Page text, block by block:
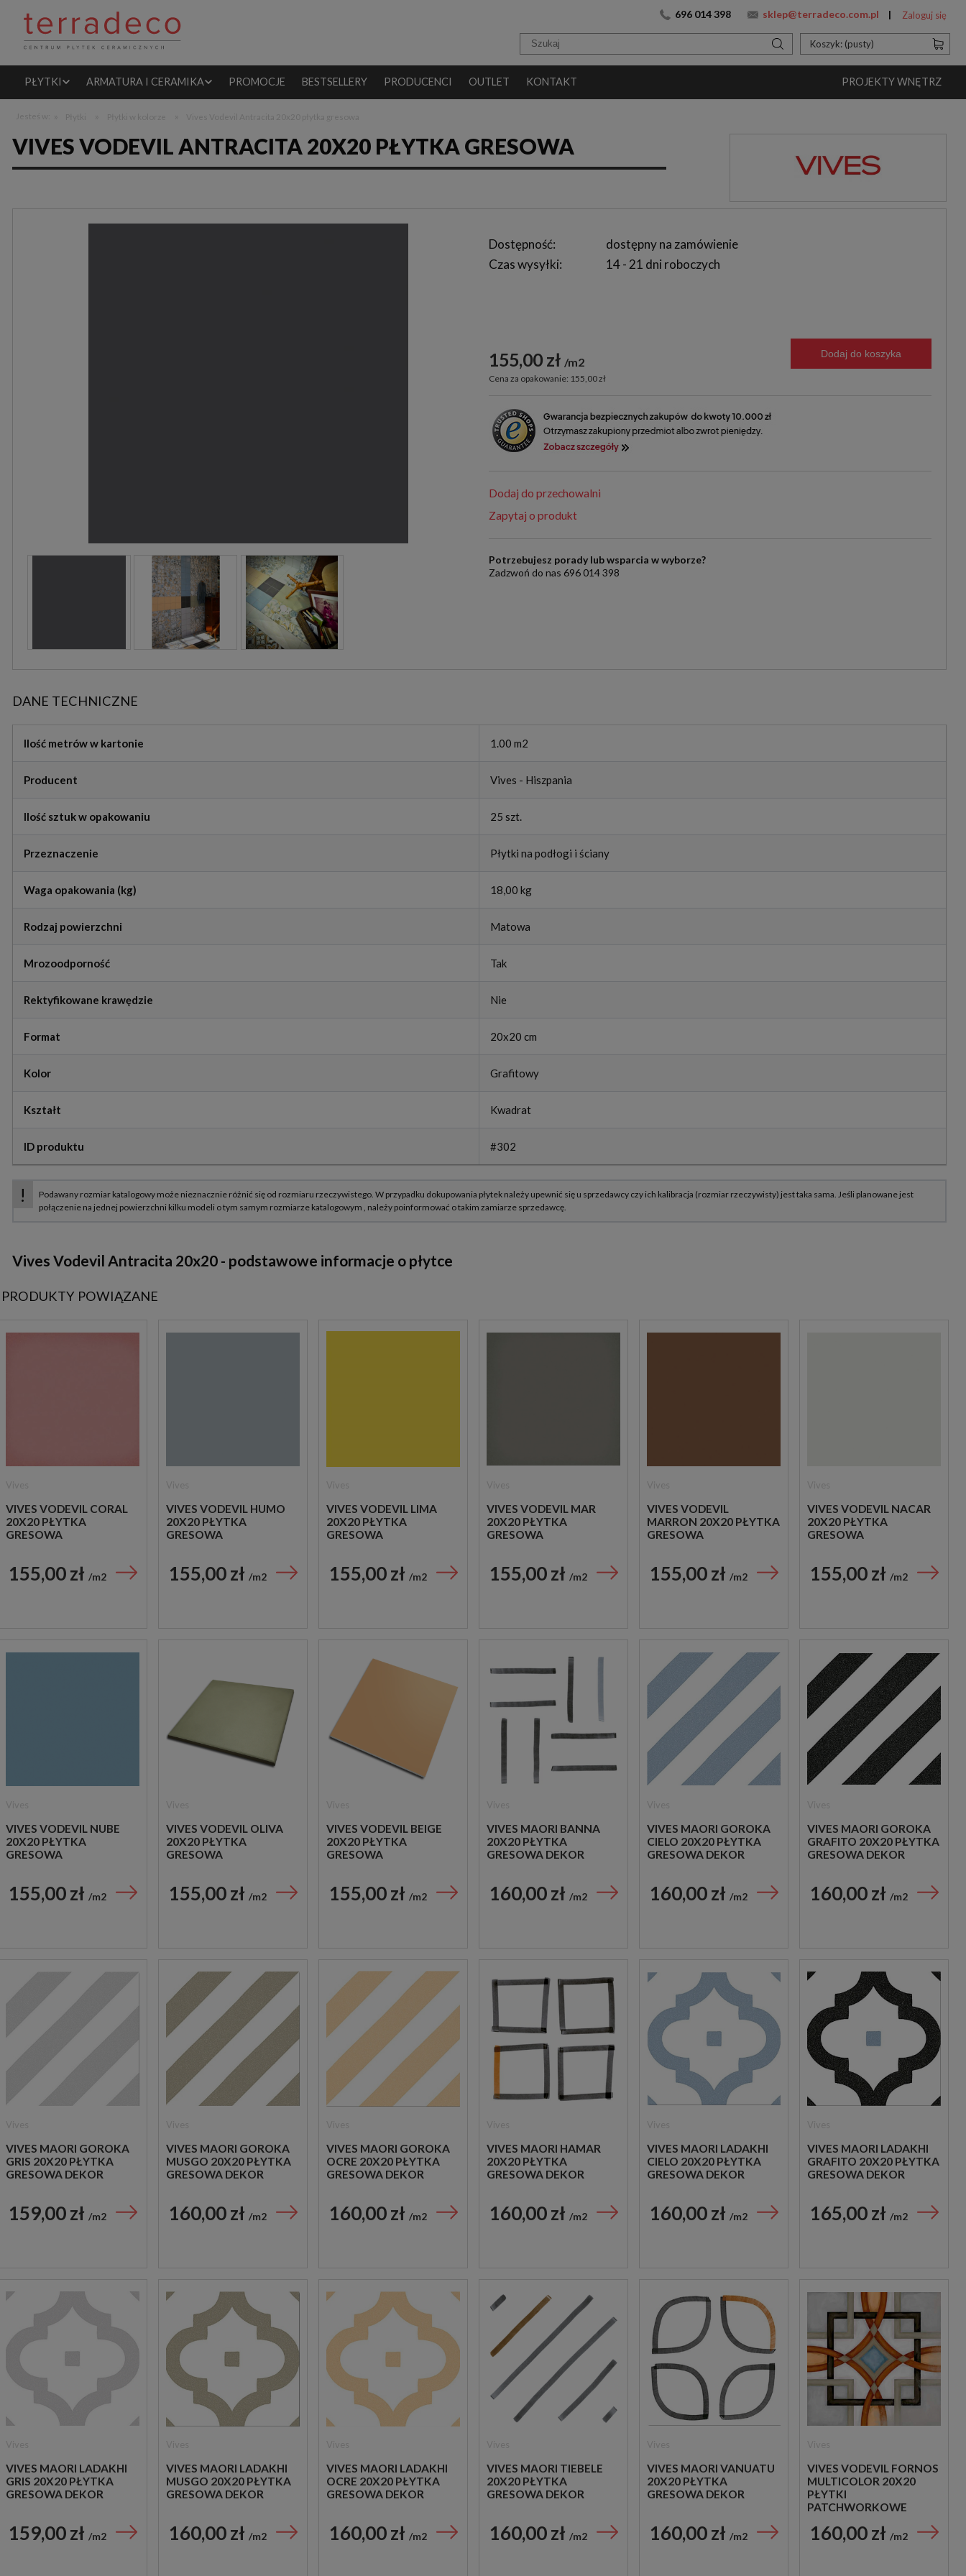
696 014 398 sklep@terradeco.com.pl Zaloguj się
Koszyk: (pusty)
PŁYTKI ARMATURA I CERAMIKA PROMOCJE BESTSELLERY PRODUCENCI OUTLET KONTAKT PROJEKTY WNĘTRZ
VIVES VODEVIL ANTRACITA 20X20 PŁYTKA GRESOWA
Dostępność:
dostępny na zamówienie
Czas wysyłki:
14 - 21 dni roboczych
155,00 zł m2
Cena za opakowanie: 155,00 zł
Dodaj do koszyka
Dodaj do przechowalni
Zapytaj o produkt
Potrzebujesz porady lub wsparcia w wyborze?
Zadzwoń do nas 696 014 398
DANE TECHNICZNE
Ilość metrów w kartonie 1.00 m2
Producent Vives - Hiszpania
Ilość sztuk w opakowaniu 25 szt.
Przeznaczenie Płytki na podłogi i ściany
Waga opakowania (kg) 18,00 kg
Rodzaj powierzchni Matowa
Mrozoodporność Tak
Rektyfikowane krawędzie Nie
Format 20x20 cm
Kolor Grafitowy
Kształt Kwadrat
ID produktu #302
Vives Vodevil Antracita 20x20 - podstawowe informacje o płytce
PRODUKTY POWIĄZANE
VIVES VODEVIL CORAL
20X20 PŁYTKA
GRESOWA
155,00 zł m2
VIVES VODEVIL HUMO
20X20 PŁYTKA
GRESOWA
155,00 zł m2
VIVES VODEVIL LIMA
20X20 PŁYTKA
GRESOWA
155,00 zł m2
VIVES VODEVIL MAR
20X20 PŁYTKA
GRESOWA
155,00 zł m2
VIVES VODEVIL
MARRON 20X20 PŁYTKA
GRESOWA
155,00 zł m2
VIVES VODEVIL NACAR
20X20 PŁYTKA
GRESOWA
155,00 zł m2
VIVES VODEVIL NUBE
20X20 PŁYTKA
GRESOWA
155,00 zł m2
VIVES VODEVIL OLIVA
20X20 PŁYTKA
GRESOWA
155,00 zł m2
VIVES VODEVIL BEIGE
20X20 PŁYTKA
GRESOWA
155,00 zł m2
VIVES MAORI BANNA
20X20 PŁYTKA
GRESOWA DEKOR
160,00 zł m2
VIVES MAORI GOROKA
CIELO 20X20 PŁYTKA
GRESOWA DEKOR
160,00 zł m2
VIVES MAORI GOROKA
GRAFITO 20X20 PŁYTKA
GRESOWA DEKOR
160,00 zł m2
VIVES MAORI GOROKA
GRIS 20X20 PŁYTKA
GRESOWA DEKOR
159,00 zł m2
VIVES MAORI GOROKA
MUSGO 20X20 PŁYTKA
GRESOWA DEKOR
160,00 zł m2
VIVES MAORI GOROKA
OCRE 20X20 PŁYTKA
GRESOWA DEKOR
160,00 zł m2
VIVES MAORI HAMAR
20X20 PŁYTKA
GRESOWA DEKOR
160,00 zł m2
VIVES MAORI LADAKHI
CIELO 20X20 PŁYTKA
GRESOWA DEKOR
160,00 zł m2
VIVES MAORI LADAKHI
GRAFITO 20X20 PŁYTKA
GRESOWA DEKOR
165,00 zł m2
VIVES MAORI LADAKHI
GRIS 20X20 PŁYTKA
GRESOWA DEKOR
159,00 zł m2
VIVES MAORI LADAKHI
MUSGO 20X20 PŁYTKA
GRESOWA DEKOR
160,00 zł m2
VIVES MAORI LADAKHI
OCRE 20X20 PŁYTKA
GRESOWA DEKOR
160,00 zł m2
VIVES MAORI TIEBELE
20X20 PŁYTKA
GRESOWA DEKOR
160,00 zł m2
VIVES MAORI VANUATU
20X20 PŁYTKA
GRESOWA DEKOR
160,00 zł m2
VIVES VODEVIL FORNOS
MULTICOLOR 20X20
PŁYTKI
PATCHWORKOWE
160,00 zł m2